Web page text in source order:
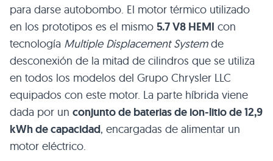
para darse autobombo. El motor térmico utilizado
en los prototipos es el mismo 5.7V8 HEMI con
tecnología Multiple Displacement Systemde
desconexión de la mitad de cilindros que se utiliza
en todos los modelos del Grupo Chrysler LLC
equipados con este motor. La parte híbrida viene
dada por un conjunto de baterias de ion-litio de 12,9
kWh de capacidad, encargadas de alimentar un
motor eléctrico.